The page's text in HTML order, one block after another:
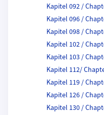
Kapitel 092 /
Kapitel 096 /
Kapitel 098 /
Kapitel 102 /
Kapitel 103 /
Kapitel 112/
Kapitel 119 /
Kapitel 126 /
Kapitel 130 /